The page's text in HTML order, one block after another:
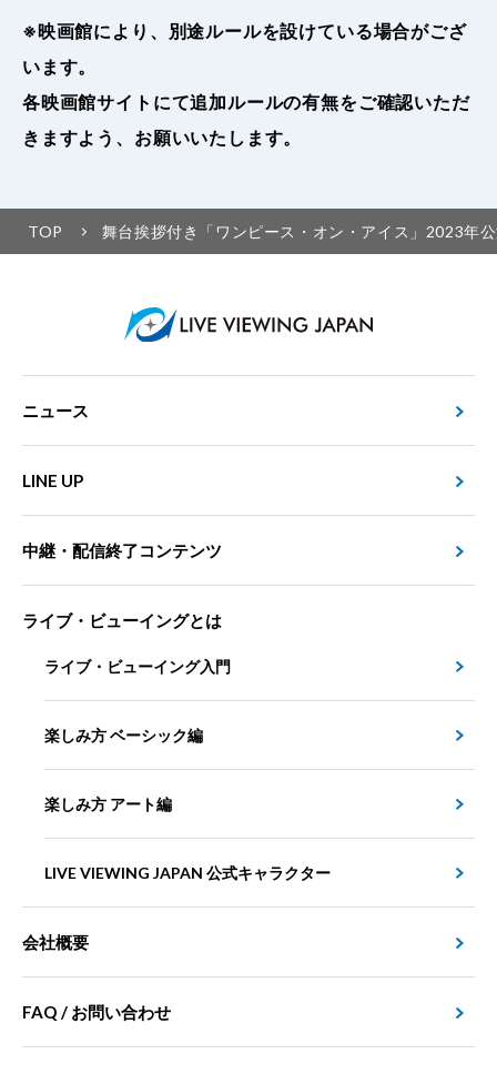
※映画館により、別途ルールを設けている場合がござ
います。
各映画館サイトにて追加ルールの有無をご確認いただ
きますよう、お願いいたします。
TOP 舞台挨拶付き「ワンピース・オン・アイス」2023年
ニュース
LINE UP
中継・配信終了コンテンツ
ライブ・ビューイングとは
ライブ・ビューイング入門
楽しみ方 ベーシック編
楽しみ方 アート編
LIVE VIEWING JAPAN 公式キャラクター
会社概要
FAQ / お問い合わせ